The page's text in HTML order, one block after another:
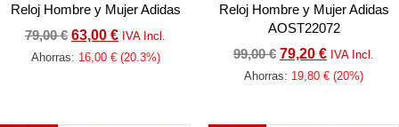
Reloj Hombre y Mujer Adidas
79,00€ 63,00 € IVA Incl.
Ahorras: 16,00 € (20.3%)
Reloj Hombre y Mujer Adidas
AOST22072
99,00€ 79,20 € IVA Incl.
Ahorras: 19,80 € (20%)